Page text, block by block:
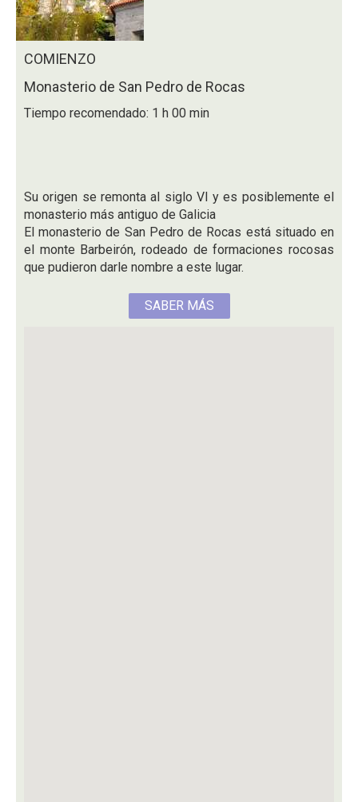
COMIENZO
Monasterio de San Pedro de Rocas
Tiempo recomendado: 1 h 00 min
Su origen se remonta al siglo VI y es posiblemente el
monasterio más antiguo de Galicia
El monasterio de San Pedro de Rocas está situado en
el monte Barbeirón, rodeado de formaciones rocosas
que pudieron darle nombre a este lugar.
SABER MÁS